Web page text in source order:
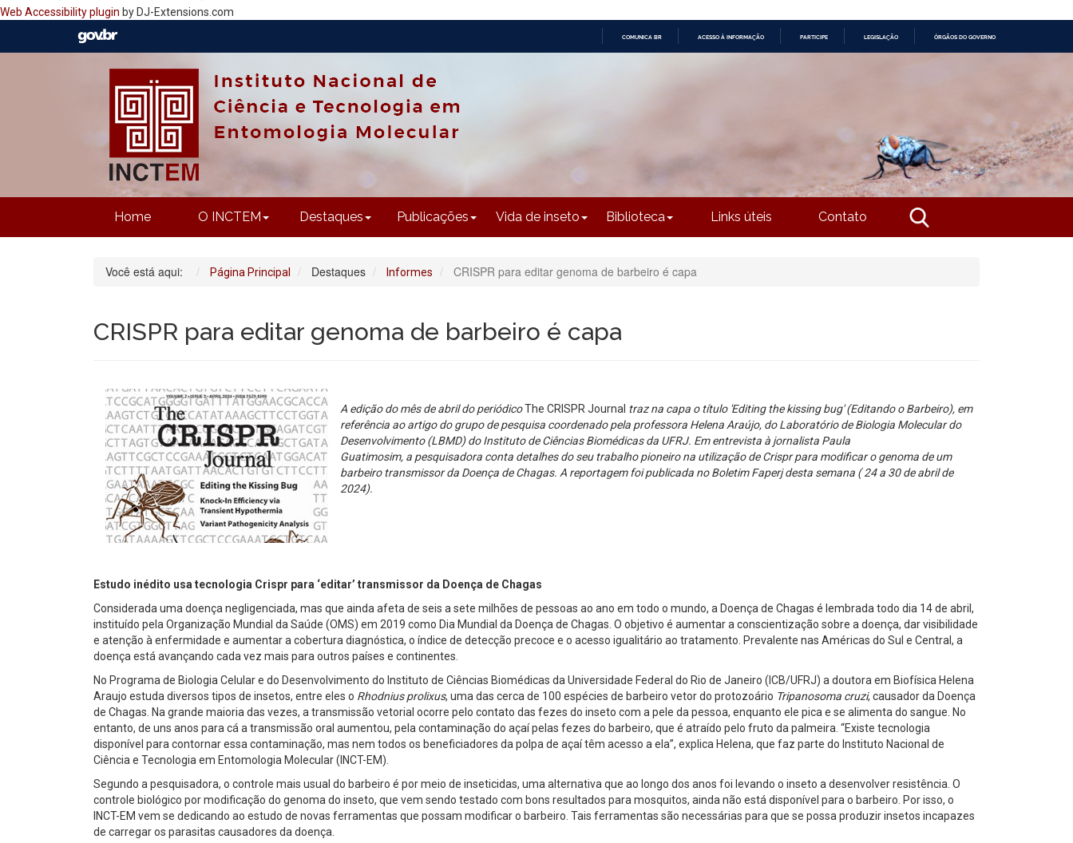
Web Accessibility plugin by DJ-Extensions.com
COMUNICA BR ACESSO À INFORMAÇÃO PARTICIPE LEGISLAÇÃO ÓRGÃOS DO GOVERNO
Home O INCTEM Destaques Publicações Vida de inseto Biblioteca Links úteis Contato
Você está aqui: Página Principal Destaques Informes CRISPR para editar genoma de barbeiro é capa
CRISPR para editar genoma de barbeiro é capa
A edição do mês de abril do periódicoThe CRISPR Journal traz na capa o título 'Editing the kissing bug' (Editando o Barbeiro), em
referência ao artigo do grupo de pesquisa coordenado pela professora Helena Araújo, do Laboratório de Biologia Molecular do
Desenvolvimento (LBMD) do Instituto de Ciências Biomédicas da UFRJ. Em entrevista à jornalista Paula
Guatimosim, a pesquisadora conta detalhes do seu trabalho pioneiro na utilização de Crispr para modificar o genoma de um
barbeiro transmissor da Doença de Chagas. A reportagem foi publicada no Boletim Faperj desta semana ( 24 a 30 de abril de
2024).
Estudo inédito usa tecnologia Crispr para ‘editar’ transmissor da Doença de Chagas
Considerada uma doença negligenciada, mas que ainda afeta de seis a sete milhões de pessoas ao ano em todo o mundo, a Doença de Chagas é lembrada todo dia 14 de abril,
instituído pela Organização Mundial da Saúde (OMS) em 2019 como Dia Mundial da Doença de Chagas. O objetivo é aumentar a conscientização sobre a doença, dar visibilidade
e atenção à enfermidade e aumentar a cobertura diagnóstica, o índice de detecção precoce e o acesso igualitário ao tratamento. Prevalente nas Américas do Sul e Central, a
doença está avançando cada vez mais para outros países e continentes.
No Programa de Biologia Celular e do Desenvolvimento do Instituto de Ciências Biomédicas da Universidade Federal do Rio de Janeiro (ICB/UFRJ) a doutora em Biofísica Helena
Araujo estuda diversos tipos de insetos, entre eles o Rhodnius prolixus, uma das cerca de 100 espécies de barbeiro vetor do protozoário Tripanosoma cruzi, causador da Doença
de Chagas. Na grande maioria das vezes, a transmissão vetorial ocorre pelo contato das fezes do inseto com a pele da pessoa, enquanto ele pica e se alimenta do sangue. No
entanto, de uns anos para cá a transmissão oral aumentou, pela contaminação do açaí pelas fezes do barbeiro, que é atraído pelo fruto da palmeira. “Existe tecnologia
disponível para contornar essa contaminação, mas nem todos os beneficiadores da polpa de açaí têm acesso a ela”, explica Helena, que faz parte do Instituto Nacional de
Ciência e Tecnologia em Entomologia Molecular (INCT-EM).
Segundo a pesquisadora, o controle mais usual do barbeiro é por meio de inseticidas, uma alternativa que ao longo dos anos foi levando o inseto a desenvolver resistência. O
controle biológico por modificação do genoma do inseto, que vem sendo testado com bons resultados para mosquitos, ainda não está disponível para o barbeiro. Por isso, o
INCT-EM vem se dedicando ao estudo de novas ferramentas que possam modificar o barbeiro. Tais ferramentas são necessárias para que se possa produzir insetos incapazes
de carregar os parasitas causadores da doença.